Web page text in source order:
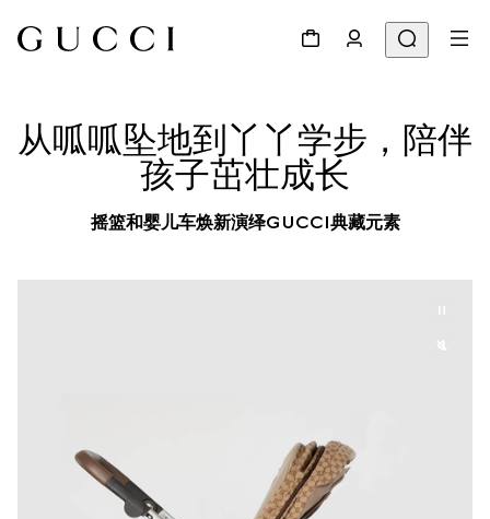
从呱呱坠地到丫丫学步，陪伴
孩子茁壮成长
摇篮和婴儿车焕新演绎GUCCI典藏元素